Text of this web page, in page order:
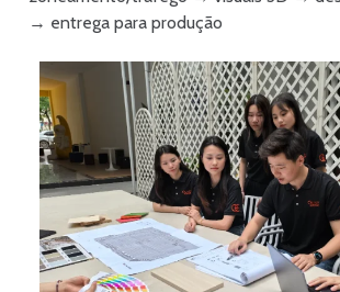
→ entrega para produção